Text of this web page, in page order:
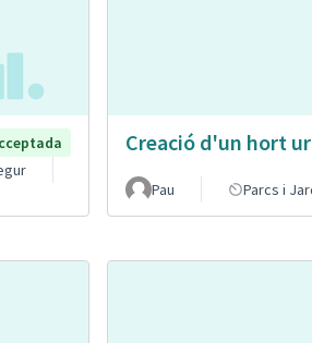
Creació d'un hort
Pau Parcs i